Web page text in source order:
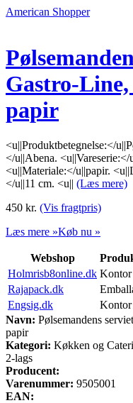
American Shopper
Gastro-
papir
<u||Produktbetegnelse:</
</u||Abena.
<u||Materiale:</u||papir.
</u||11 cm. <u|| (Læs mere)
450 kr. (Vis fragtpris)
Læs mere »Køb nu »
Webshop
Holmrisb8online.dk Kontor
Rajapack.dk
Engsig.dk
Kontor
Navn: Pølsemandens
papir
Kategori: Køkken og
2-lags
Producent:
Varenummer: 9505001
EAN: